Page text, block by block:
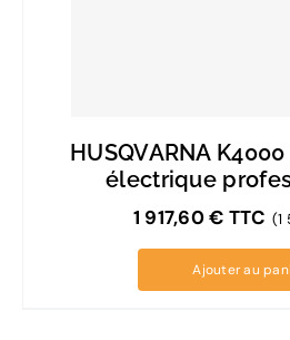
HUSQVARNA
électrique
1 917,60€ TTC (1
Ajouter au